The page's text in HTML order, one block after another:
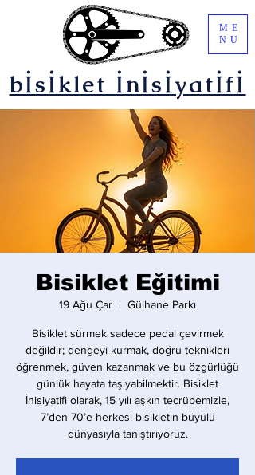
bİsİklet İnİsİyatİfİ
ME
NU
Bisiklet Eğitimi
19 Ağu Çar
  |
Gülhane Parkı
Bisiklet sürmek sadece pedal çevirmek
değildir; dengeyi kurmak, doğru teknikleri
öğrenmek, güven kazanmak ve bu özgürlüğü
günlük hayata taşıyabilmektir. Bisiklet
İnisiyatifi olarak, 15 yılı aşkın tecrübemizle,
7’den 70’e herkesi bisikletin büyülü
dünyasıyla tanıştırıyoruz.